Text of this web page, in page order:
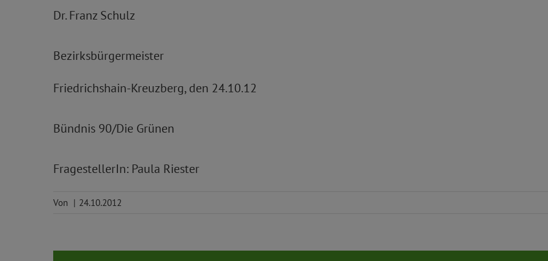
Dr. Franz Schulz
Bezirksbürgermeister
Friedrichshain-Kreuzberg, den 24.10.12
Bündnis 90/Die Grünen
FragestellerIn: Paula Riester
Von | 24.10.2012